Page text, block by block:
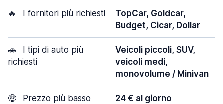
🔥 I fornitori più richiesti
TopCar, Goldcar,
Budget, Cicar, Dollar
🚗
I tipi di auto più
richiesti
Veicoli piccoli, SUV,
veicoli medi,
monovolume / Minivan
🤑 Prezzo più basso 24 € al giorno